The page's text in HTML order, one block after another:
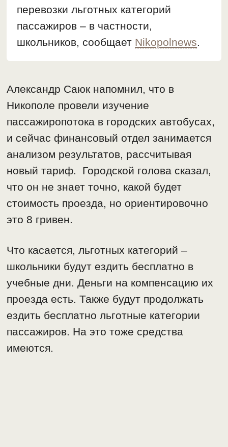
перевозки льготных категорий
пассажиров – в частности,
школьников, сообщает Nikopolnews.
Александр Саюк напомнил, что в
Никополе провели изучение
пассажиропотока в городских автобусах,
и сейчас финансовый отдел занимается
анализом результатов, рассчитывая
новый тариф. Городской голова сказал,
что он не знает точно, какой будет
стоимость проезда, но ориентировочно
это 8 гривен.
Что касается, льготных категорий –
школьники будут ездить бесплатно в
учебные дни. Деньги на компенсацию их
проезда есть. Также будут продолжать
ездить бесплатно льготные категории
пассажиров. На это тоже средства
имеются.